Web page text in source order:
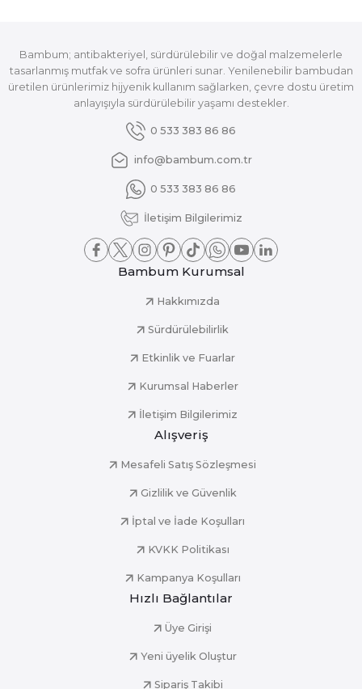
Bambum; antibakteriyel, sürdürülebilir ve doğal malzemelerle
tasarlanmış mutfak ve sofra ürünleri sunar. Yenilenebilir bambudan
üretilen ürünlerimiz hijyenik kullanım sağlarken, çevre dostu üretim
anlayışıyla sürdürülebilir yaşamı destekler.
0 533 383 86 86
info@bambum.com.tr
0 533 383 86 86
İletişim Bilgilerimiz
Bambum Kurumsal
Hakkımızda
Sürdürülebilirlik
Etkinlik ve Fuarlar
Kurumsal Haberler
İletişim Bilgilerimiz
Alışveriş
Mesafeli Satış Sözleşmesi
Gizlilik ve Güvenlik
İptal ve İade Koşulları
KVKK Politikası
Kampanya Koşulları
Hızlı Bağlantılar
Üye Girişi
Yeni üyelik Oluştur
Sipariş Takibi